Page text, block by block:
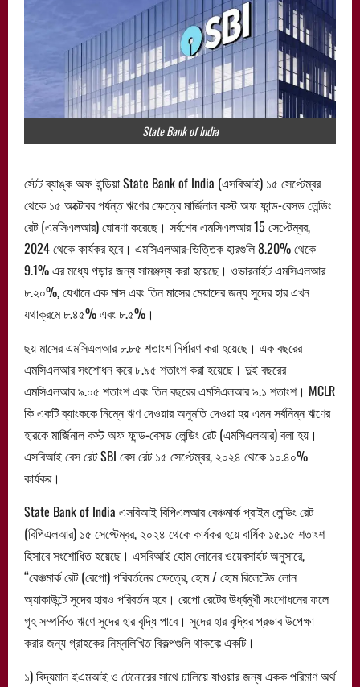
State Bank of India
স্টেট ব্যাঙ্ক অফ ইন্ডিয়া State Bank of India (এসবিআই) ১৫ সেপ্টেম্বর
থেকে ১৫ অক্টোবর পর্যন্ত ঋণের ক্ষেত্রে মার্জিনাল কস্ট অফ ফান্ড-বেসড লেন্ডিং
রেট (এমসিএলআর) ঘোষণা করেছে। সর্বশেষ এমসিএলআর 15 সেপ্টেম্বর,
2024 থেকে কার্যকর হবে। এমসিএলআর-ভিত্তিক হারগুলি 8.20% থেকে
9.1% এর মধ্যে পড়ার জন্য সামঞ্জস্য করা হয়েছে। ওভারনাইট এমসিএলআর
৮.২০%, যেখানে এক মাস এবং তিন মাসের মেয়াদের জন্য সুদের হার এখন
যথাক্রমে ৮.৪৫% এবং ৮.৫%।
ছয় মাসের এমসিএলআর ৮.৮৫ শতাংশ নির্ধারণ করা হয়েছে। এক বছরের
এমসিএলআর সংশোধন করে ৮.৯৫ শতাংশ করা হয়েছে। দুই বছরের
এমসিএলআর ৯.০৫ শতাংশ এবং তিন বছরের এমসিএলআর ৯.১ শতাংশ। MCLR
কি একটি ব্যাংককে নিম্নে ঋণ দেওয়ার অনুমতি দেওয়া হয় এমন সর্বনিম্ন ঋণের
হারকে মার্জিনাল কস্ট অফ ফান্ড-বেসড লেন্ডিং রেট (এমসিএলআর) বলা হয়।
এসবিআই বেস রেট SBI বেস রেট ১৫ সেপ্টেম্বর, ২০২৪ থেকে ১০.৪০%
কার্যকর।
State Bank of India এসবিআই বিপিএলআর বেঞ্চমার্ক প্রাইম লেন্ডিং রেট
(বিপিএলআর) ১৫ সেপ্টেম্বর, ২০২৪ থেকে কার্যকর হয়ে বার্ষিক ১৫.১৫ শতাংশ
হিসাবে সংশোধিত হয়েছে। এসবিআই হোম লোনের ওয়েবসাইট অনুসারে,
“বেঞ্চমার্ক রেট (রেপো) পরিবর্তনের ক্ষেত্রে, হোম / হোম রিলেটেড লোন
অ্যাকাউন্টে সুদের হারও পরিবর্তন হবে। রেপো রেটের ঊর্ধ্বমুখী সংশোধনের ফলে
গৃহ সম্পর্কিত ঋণে সুদের হার বৃদ্ধি পাবে। সুদের হার বৃদ্ধির প্রভাব উপেক্ষা
করার জন্য গ্রাহকের নিম্নলিখিত বিকল্পগুলি থাকবে: একটি।
১) বিদ্যমান ইএমআই ও টেনোরের সাথে চালিয়ে যাওয়ার জন্য একক পরিমাণ অর্থ